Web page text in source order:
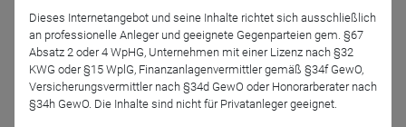
pwd=S0I3bks4bk55OGRwUXo2ckMybktGdz09klicken +
Kenncode 303000
oder:
Dieses Internetangebot und seine Inhalte richtet sich ausschließlich
an professionelle Anleger und geeignete Gegenparteien gem. §67
Absatz 2 oder 4 WpHG, Unternehmen mit einer Lizenz nach §32
KWG oder §15 WplG, Finanzanlagenvermittler gemäß §34f GewO,
Versicherungsvermittler nach §34d GewO oder Honorarberater nach
§34h GewO. Die Inhalte sind nicht für Privatanleger geeignet.